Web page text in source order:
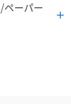
ペーパー